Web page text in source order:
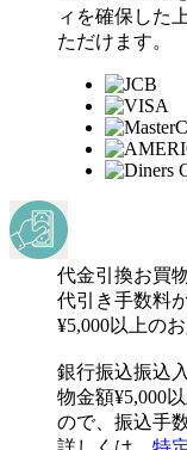
ィを確保した
ただけます。
代金引換お買
代引き手数料
¥5,000以上の
銀行振込振込
物金額¥5,000
ので、振込手